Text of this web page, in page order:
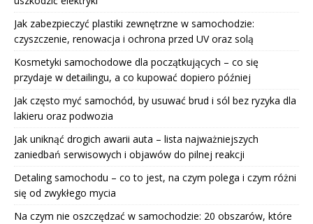
Jak zabezpieczyć plastiki zewnętrzne w samochodzie:
czyszczenie, renowacja i ochrona przed UV oraz solą
Kosmetyki samochodowe dla początkujących – co się
przydaje w detailingu, a co kupować dopiero później
Jak często myć samochód, by usuwać brud i sól bez ryzyka dla
lakieru oraz podwozia
Jak uniknąć drogich awarii auta – lista najważniejszych
zaniedbań serwisowych i objawów do pilnej reakcji
Detaling samochodu – co to jest, na czym polega i czym różni
się od zwykłego mycia
Na czym nie oszczędzać w samochodzie: 20 obszarów, które